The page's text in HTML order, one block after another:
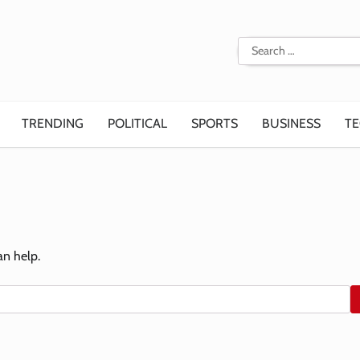
Search
for:
TRENDING POLITICAL SPORTS BUSINESS
help.